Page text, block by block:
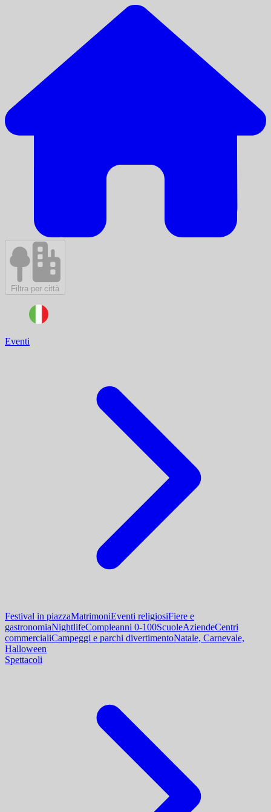
Filtra per città
Eventi
Festival in piazzaMatrimoniEventi religiosiFiere e
gastronomiaNightlifeCompleanni 0-100ScuoleAziendeCentri
commercialiCampeggi e parchi divertimentoNatale, Carnevale,
Halloween
Spettacoli